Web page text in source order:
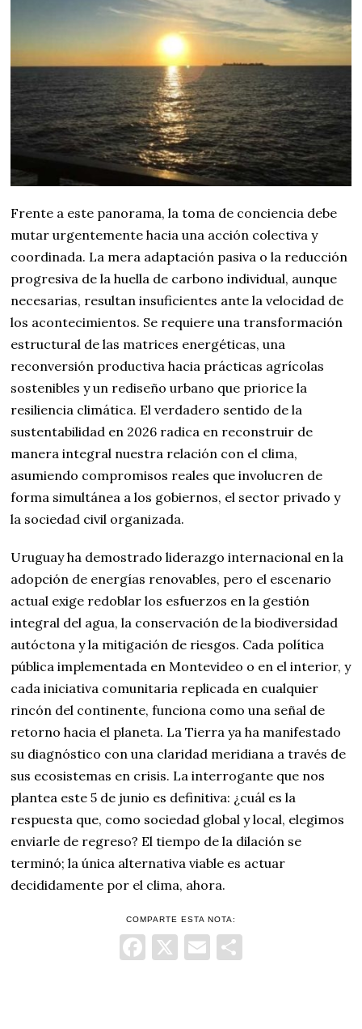
Frente a este panorama, la toma de conciencia debe
mutar urgentemente hacia una acción colectiva y
coordinada. La mera adaptación pasiva o la reducción
progresiva de la huella de carbono individual, aunque
necesarias, resultan insuficientes ante la velocidad de
los acontecimientos. Se requiere una transformación
estructural de las matrices energéticas, una
reconversión productiva hacia prácticas agrícolas
sostenibles y un rediseño urbano que priorice la
resiliencia climática. El verdadero sentido de la
sustentabilidad en 2026 radica en reconstruir de
manera integral nuestra relación con el clima,
asumiendo compromisos reales que involucren de
forma simultánea a los gobiernos, el sector privado y
la sociedad civil organizada.
Uruguay ha demostrado liderazgo internacional en la
adopción de energías renovables, pero el escenario
actual exige redoblar los esfuerzos en la gestión
integral del agua, la conservación de la biodiversidad
autóctona y la mitigación de riesgos. Cada política
pública implementada en Montevideo o en el interior, y
cada iniciativa comunitaria replicada en cualquier
rincón del continente, funciona como una señal de
retorno hacia el planeta. La Tierra ya ha manifestado
su diagnóstico con una claridad meridiana a través de
sus ecosistemas en crisis. La interrogante que nos
plantea este 5 de junio es definitiva: ¿cuál es la
respuesta que, como sociedad global y local, elegimos
enviarle de regreso? El tiempo de la dilación se
terminó; la única alternativa viable es actuar
decididamente por el clima, ahora.
COMPARTE ESTA NOTA:
Facebook
X Email